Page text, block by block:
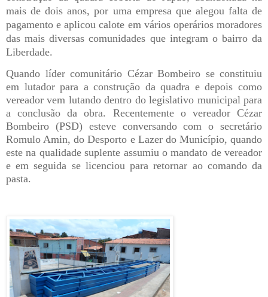
mais de dois anos, por uma empresa que alegou falta de
pagamento e aplicou calote em vários operários moradores
das mais diversas comunidades que integram o bairro da
Liberdade.
Quando líder comunitário Cézar Bombeiro se constituiu
em lutador para a construção da quadra e depois como
vereador vem lutando dentro do legislativo municipal para
a conclusão da obra. Recentemente o vereador Cézar
Bombeiro (PSD) esteve conversando com o secretário
Romulo Amin, do Desporto e Lazer do Município, quando
este na qualidade suplente assumiu o mandato de vereador
e em seguida se licenciou para retornar ao comando da
pasta.